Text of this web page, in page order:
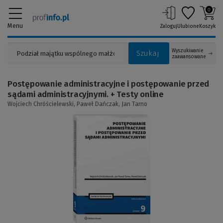
Menu
Szukaj
Wyszukiwanie
zaawansowane
ZalogujUlubione
0
Koszyk
Postępowanie administracyjne i postępowanie przed
sądami administracyjnymi. + Testy online
Wojciech Chróścielewski, Paweł Dańczak, Jan Tarno